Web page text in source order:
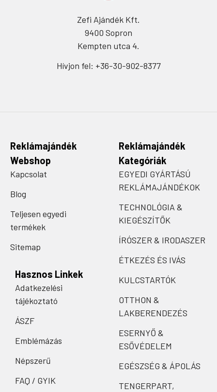
Zefi Ajándék Kft.
9400 Sopron
Kempten utca 4.
Hívjon fel: +36-30-902-8377
Reklámajándék
Webshop
Kapcsolat
Blog
Teljesen egyedi
termékek
Sitemap
Hasznos Linkek
Adatkezelési
tájékoztató
ÁSZF
Emblémázás
Népszerű
FAQ / GYIK
Reklámajándék
Kategóriák
EGYEDI GYÁRTÁSÚ
REKLÁMAJÁNDÉKOK
TECHNOLÓGIA &
KIEGÉSZÍTŐK
ÍRÓSZER & IRODASZER
ÉTKEZÉS ÉS IVÁS
KULCSTARTÓK
OTTHON &
LAKBERENDEZÉS
ESERNYŐ &
ESŐVÉDELEM
EGÉSZSÉG & ÁPOLÁS
TENGERPART,